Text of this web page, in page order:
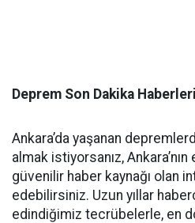
Deprem Son Dakika Haberleri
Ankara’da yaşanan
almak istiyorsanız,
güvenilir haber kaynağı olan
edebilirsiniz. Uzun yıllar
edindiğimiz tecrübelerle, en